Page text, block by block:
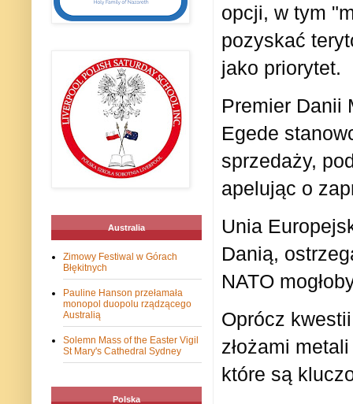
opcji, w tym
pozyskać
jako priorytet.
Premier Danii
Egede
sprzedaży,
apelując o
Unia
Danią,
NATO
Oprócz
złożami
które są
Australia
Zimowy Festiwal w Górach
Błękitnych
Pauline Hanson przełamała
monopol duopolu rządzącego
Australią
Solemn Mass of the Easter Vigil
St Mary's Cathedral Sydney
Polska